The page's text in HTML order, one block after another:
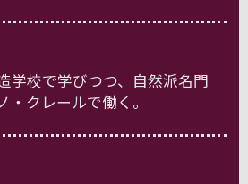
学校で学びつつ、自然派名門
・クレールで働く。